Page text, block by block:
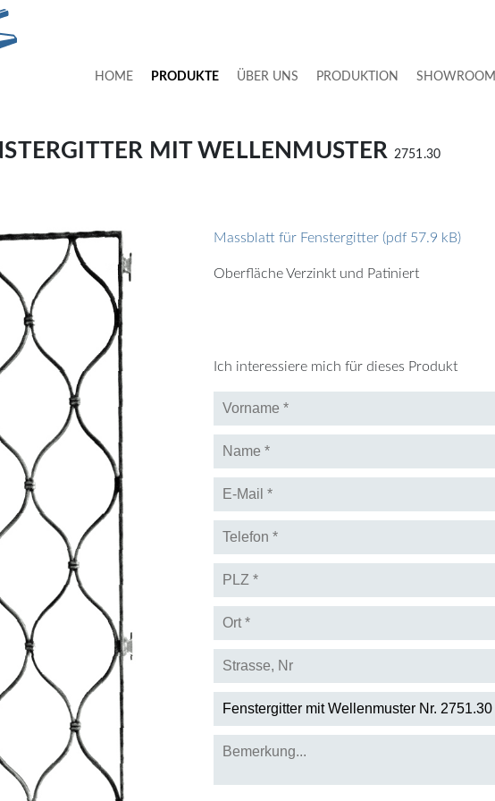
HOME PRODUKTE ÜBER UNS PRODUKTION SHOWROOM
MIT WELLENMUSTER 2751.30
Massblatt für Fenstergitter (pdf 57.9 kB)
Oberfläche Verzinkt und Patiniert
Ich interessiere mich für dieses Produkt